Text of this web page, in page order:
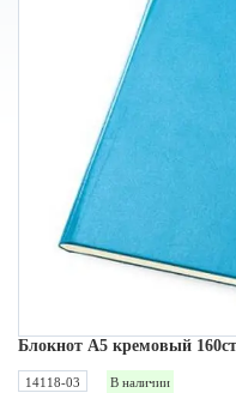
Блокнот A5 кремовый
14118-03 В наличии